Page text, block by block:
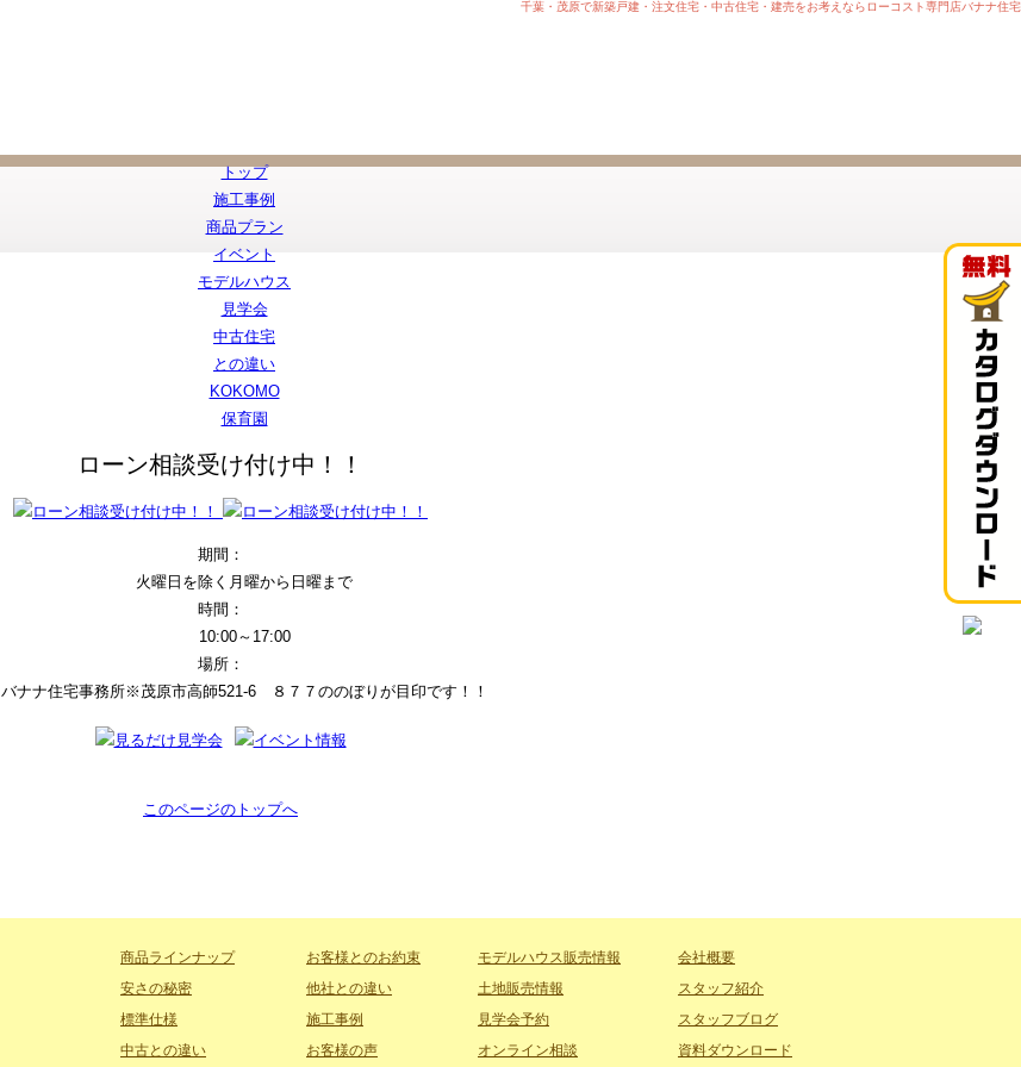
千葉・茂原で新築戸建・注文住宅・中古住宅・建売をお考えならローコスト専門店バナナ住宅
トップ
施工事例
商品プラン
イベント
モデルハウス
見学会
中古住宅
との違い
KOKOMO
保育園
ローン相談受け付け中！！
期間：
火曜日を除く月曜から日曜まで
時間：
10:00～17:00
場所：
バナナ住宅事務所※茂原市高師521-6 ８７７ののぼりが目印です！！
このページのトップへ
商品ラインナップ
安さの秘密
標準仕様
中古との違い
お客様とのお約束
他社との違い
施工事例
お客様の声
モデルハウス販売情報
土地販売情報
見学会予約
オンライン相談
会社概要
スタッフ紹介
スタッフブログ
資料ダウンロード